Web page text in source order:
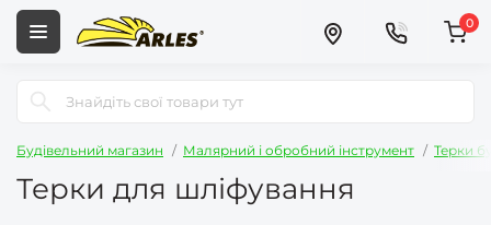
0
Будівельний магазин Малярний і обробний інструмент Терки
Терки для шліфування